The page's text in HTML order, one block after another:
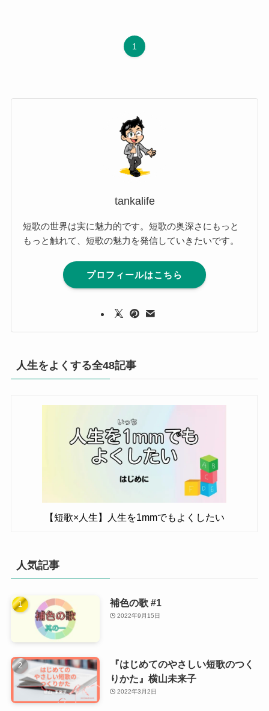
1
tankalife
短歌の世界は実に魅力的です。短歌の奥深さにもっと
もっと触れて、短歌の魅力を発信していきたいです。
プロフィールはこちら
人生をよくする全48記事
【短歌×人生】人生を1mmでもよくしたい
人気記事
補色の歌 #1
2022年9月15日
『はじめてのやさしい短歌のつく
りかた』横山未来子
2022年3月2日